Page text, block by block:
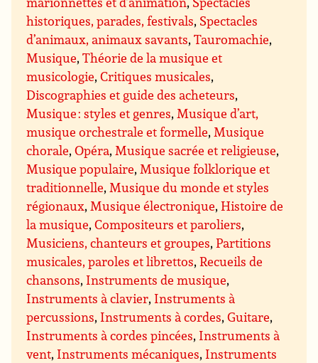
historiques, parades, festivals, Spectacles
d’animaux, animaux savants,Tauromachie,
Musique,Théorie de la musique et
musicologie,Critiques musicales,
Discographies et guide des acheteurs,
Musique : styles et genres,Musique d’art,
musique orchestrale et formelle,Musique
chorale,Opéra,Musique sacrée et religieuse,
Musique populaire,Musique folklorique et
traditionnelle,Musique du monde et styles
régionaux,Musique électronique,Histoire de
la musique,Compositeurs et paroliers,
Musiciens, chanteurs et groupes,Partitions
musicales, paroles et librettos,Recueils de
chansons, Instruments de musique,
Instruments à clavier, Instruments à
percussions, Instruments à cordes,Guitare,
Instruments à cordes pincées, Instruments à
vent, Instruments mécaniques, Instruments